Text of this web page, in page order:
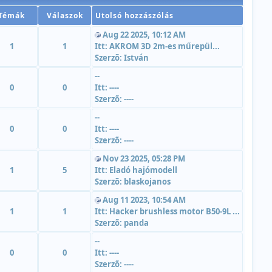
Válaszok Utolsó hozzászólás
1 1
Aug 22 2025, 10:12 AM
Itt: AKROM 3D 2m-es műrepül...
Szerzõ: István
0 0
--
Itt: ----
Szerzõ: ----
0 0
--
Itt: ----
Szerzõ: ----
1 5
Nov 23 2025, 05:28 PM
Itt: Eladó hajómodell
Szerzõ: blaskojanos
1 1
Aug 11 2023, 10:54 AM
Itt: Hacker brushless motor B50-9L ...
Szerzõ: panda
0 0
--
Itt: ----
Szerzõ: ----